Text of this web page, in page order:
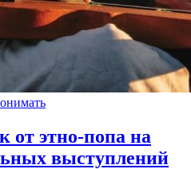
от этно-попа на
выступлений